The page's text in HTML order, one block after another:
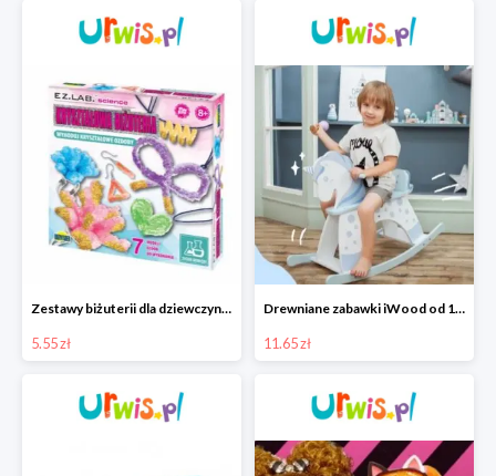
Zestawy biżuterii dla dziewczynek w Urwis.pl od 5.55 zł
5.55 zł
Drewniane zabawki iWood od 11,65 zł
11.65 zł